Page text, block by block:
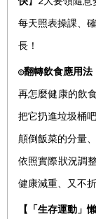
每天照表操課、
長！
◎翻轉飲食應用法
再怎麼健康的飲
把它扔進垃圾桶吧
顛倒飯菜的分量
依照實際狀況調
健康減重、又不
【 「生存運動」